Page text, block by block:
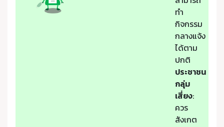
ทำ
กิจกรรม
กลางแจ้ง
ได้ตาม
ปกติ
ประชาชน
กลุ่ม
เสี่ยง:
ควร
สังเกต